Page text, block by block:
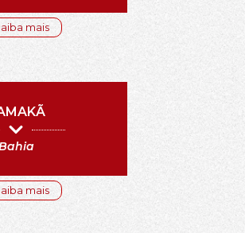
mais
mais